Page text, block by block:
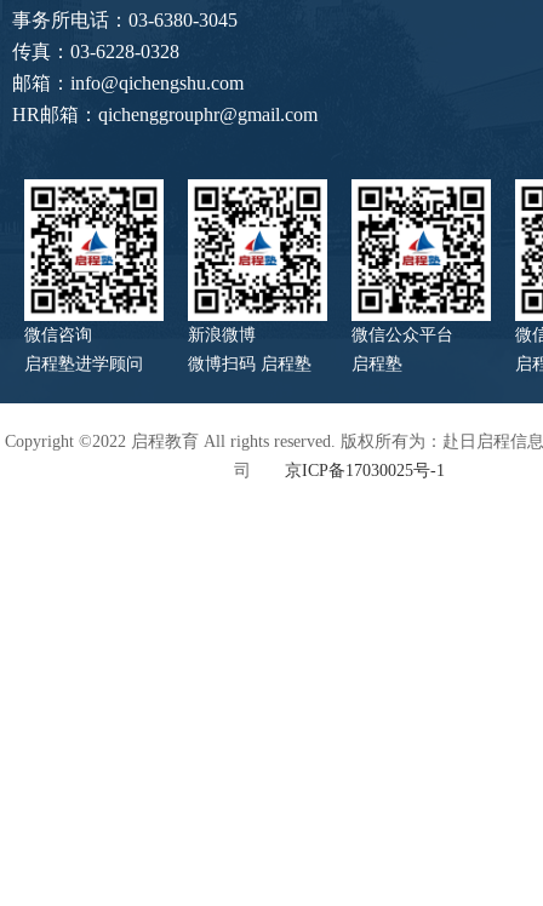
事务所电话：03-6380-3045
传真：03-6228-0328
邮箱：info@qichengshu.com
HR邮箱：qichenggrouphr@gmail.com
微信咨询
启程塾进学顾问
新浪微博
微博扫码 启程塾
微信公众平台
启程塾
微
启
Copyright ©2022 启程教育 All rights reserved. 版权所有为：赴日启程信
司 京ICP备17030025号-1